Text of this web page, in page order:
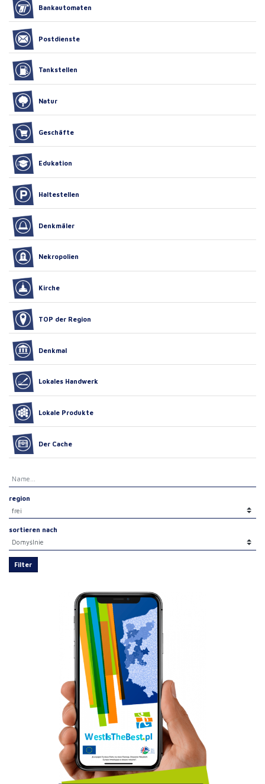
Bankautomaten
Postdienste
Tankstellen
Natur
Geschäfte
Edukation
Haltestellen
Denkmäler
Nekropolien
Kirche
TOP der Region
Denkmal
Lokales Handwerk
Lokale Produkte
Der Cache
region
sortieren nach
Filter